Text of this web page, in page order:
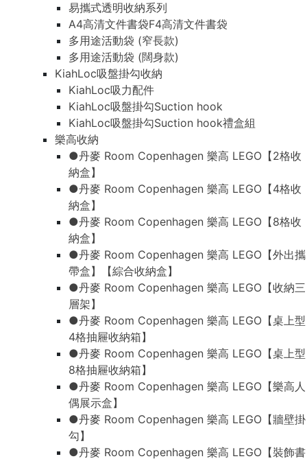
易攜式透明收納系列
A4高清文件書袋F4高清文件書袋
多用途活動袋 (窄長款)
多用途活動袋 (闊身款)
KiahLoc吸盤掛勾收納
KiahLoc吸力配件
KiahLoc吸盤掛勾Suction hook
KiahLoc吸盤掛勾Suction hook禮盒組
樂高收納
●丹麥 Room Copenhagen 樂高 LEGO【2格收
納盒】
●丹麥 Room Copenhagen 樂高 LEGO【4格收
納盒】
●丹麥 Room Copenhagen 樂高 LEGO【8格收
納盒】
●丹麥 Room Copenhagen 樂高 LEGO【外出攜
帶盒】【綜合收納盒】
●丹麥 Room Copenhagen 樂高 LEGO【收納三
層架】
●丹麥 Room Copenhagen 樂高 LEGO【桌上型
4格抽屜收納箱】
●丹麥 Room Copenhagen 樂高 LEGO【桌上型
8格抽屜收納箱】
●丹麥 Room Copenhagen 樂高 LEGO【樂高人
偶展示盒】
●丹麥 Room Copenhagen 樂高 LEGO【牆壁掛
勾】
●丹麥 Room Copenhagen 樂高 LEGO【裝飾書